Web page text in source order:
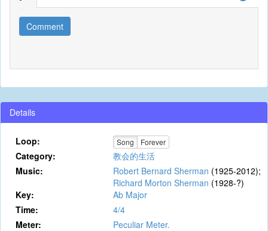
Comment
Details
Loop: Song Forever
Category:
教会的生活
Music:
Robert Bernard Sherman (1925-2012);
Richard Morton Sherman (1928-?)
Key:
Ab Major
Time:
4/4
Meter:
Peculiar Meter.